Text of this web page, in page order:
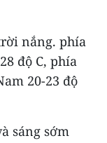
nắng. phía
độ C, phía
20-23 độ
sáng sớm